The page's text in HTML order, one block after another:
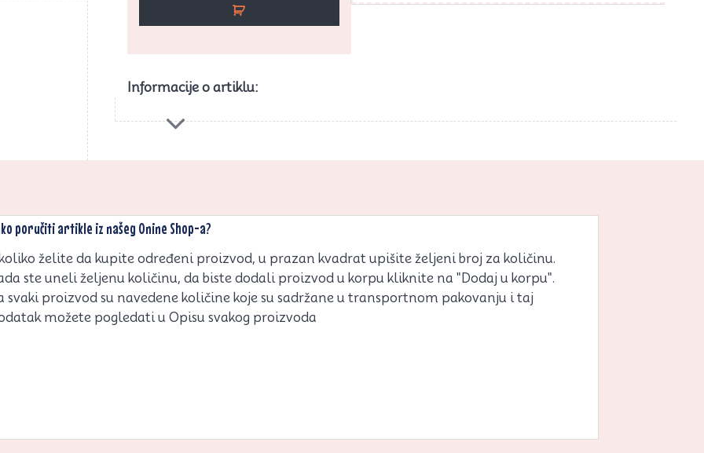
Informacije o artiklu:
poručiti artikle iz našeg Onine Shop-a?
želite da kupite određeni proizvod, u prazan kvadrat upišite željeni broj za količinu.
ste uneli željenu količinu, da biste dodali proizvod u korpu kliknite na "Dodaj u korpu".
svaki proizvod su navedene količine koje su sadržane u transportnom pakovanju i taj
možete pogledati u Opisu svakog proizvoda